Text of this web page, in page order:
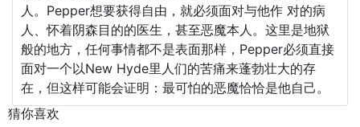
人。Pepper想要获得自由，就必须面对与他作 对的病
人、怀着阴森目的的医生，甚至恶魔本人。这里是地狱
般的地方，任何事情都不是表面那样，Pepper必须直接
面对一个以New Hyde里人们的苦痛来蓬勃壮大的存
在，但这样可能会证明：最可怕的恶魔恰恰是他自己。
猜你喜欢